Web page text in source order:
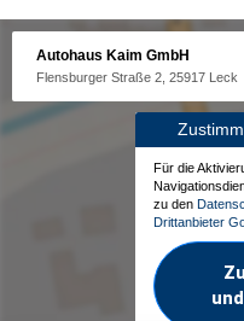
Autohaus Kaim GmbH
Flensburger Straße 2, 25917 Leck
Für die
zu den
Drittanbieter